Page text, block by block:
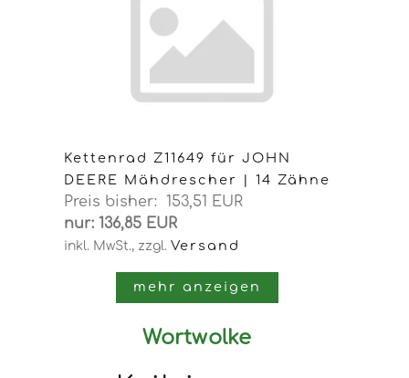
Kettenrad Z11649 für JOHN
DEERE Mähdrescher | 14 Zähne
Preis bisher: 153,51 EUR
nur: 136,85 EUR
inkl. MwSt., zzgl. Versand
mehr anzeigen
Wortwolke